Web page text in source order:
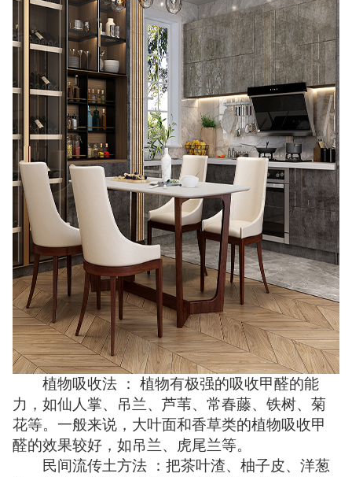
植物吸收法 ： 植物有极强的吸收甲醛的能
力，如仙人掌、吊兰、芦苇、常春藤、铁树、菊
花等。一般来说，大叶面和香草类的植物吸收甲
醛的效果较好，如吊兰、虎尾兰等。
民间流传土方法 ：把茶叶渣、柚子皮、洋葱